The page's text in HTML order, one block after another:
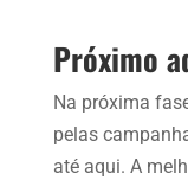
Próximo
Na próxima
pelas
até aqui. A